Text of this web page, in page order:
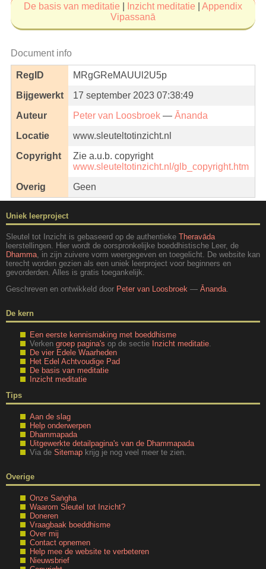
De basis van meditatie Inzicht meditatie
Appendix
Vipassanā
Document info
RegID
MRgGReMAUUl2U5p
Bijgewerkt
17 september 2023 07:38:49
Auteur
Peter van Loosbroek— Ānanda
Locatie
www.sleuteltotinzicht.nl
Copyright
Zie a.u.b. copyright
www.sleuteltotinzicht.nl/glb_copyright.htm
Overig
Geen
Uniek leerproject
Sleutel tot Inzicht is gebaseerd op de authentieke Theravāda
leerstellingen. Hier wordt de oorspronkelijke boeddhistische Leer, de
Dhamma, in zijn zuivere vorm weergegeven en toegelicht. De website kan
terecht worden gezien als een uniek leerproject voor beginners en
gevorderden. Alles is gratis toegankelijk.
Geschreven en ontwikkeld door Peter van Loosbroek — Ānanda.
De kern
Een eerste kennismaking met boeddhisme
Verken groep pagina's op de sectie Inzicht meditatie
De vier Edele Waarheden
Het Edel Achtvoudige Pad
De basis van meditatie
Inzicht meditatie
Tips
Aan de slag
Help onderwerpen
Dhammapada
Uitgewerkte detailpagina's van de Dhammapada
Via de Sitemap krijg je nog veel meer te zien.
Overige
Onze Saṅgha
Waarom Sleutel tot Inzicht?
Doneren
Vraagbaak boeddhisme
Over mij
Contact opnemen
Help mee de website te verbeteren
Nieuwsbrief